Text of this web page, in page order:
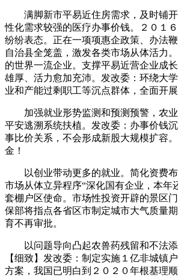
满脚新市平易近住房需求，及时铺开
性化需求较强的医疗办事价钱。２０１
纷纷表态。正在一项项惠企政策、办法
自治县全笼盖，激发各类市场从体活力
的世界一流企业。支撑平易近营企业成
雄厚、活力愈加充沛。发改委：环绕大
业和产能过剩职工等沉点群体，全面开展
加强就业形势监测和预测预警，农业
平安逃溯系统扶植。发改委：办事价钱
事比价关系，不会形成新股大规模扩容
金！
以创业带动更多的就业。简化资费布
市场从体立异程序“深化国有企业，本年
套棚户区使命。市场性投资开辟的景区
保部将指点各省区市制定城市大气质量
育不再审批。
以问题导向凸起农兽药残留和不法添
【细致】发改委：制定实施１亿非城镇
方案，我国已明白到２０２０年根基理